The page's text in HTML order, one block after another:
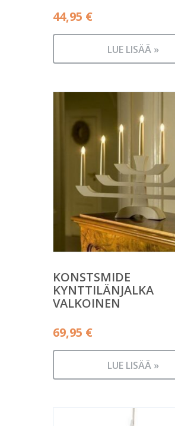
44,95 €
LUE LISÄÄ »
KONSTSMIDE
KYNTTILÄNJALKA
VALKOINEN
69,95 €
LUE LISÄÄ »